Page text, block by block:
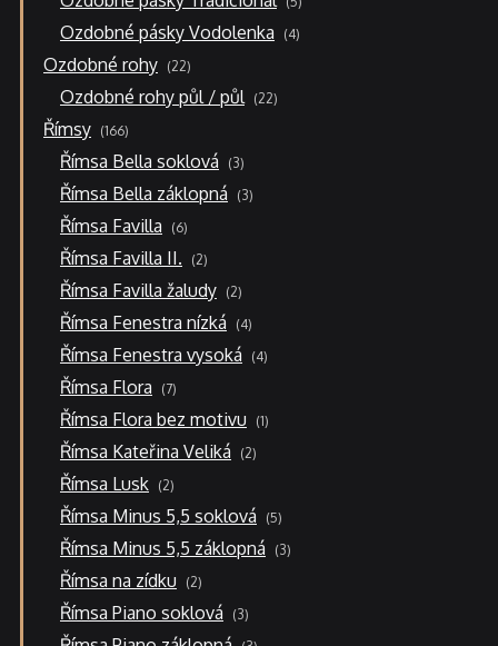
produktů
Ozdobné pásky Vodolenka 44
produkty
Ozdobné rohy 2222
produktů
Ozdobné rohy půl / půl 2222
produktů
Římsy 166166
produktů
Římsa Bella soklová 33
produkty
Římsa Bella záklopná 33
produkty
Římsa Favilla 66
produktů
Římsa Favilla II. 22
produkty
Římsa Favilla žaludy 22
produkty
Římsa Fenestra nízká 44
produkty
Římsa Fenestra vysoká 44
produkty
Římsa Flora 77
produktů
Římsa Flora bez motivu 11
produkt
Římsa Kateřina Veliká 22
produkty
Římsa Lusk 22
produkty
Římsa Minus 5,5 soklová 55
produktů
Římsa Minus 5,5 záklopná 33
produkty
Římsa na zídku 22
produkty
Římsa Piano soklová 33
produkty
3